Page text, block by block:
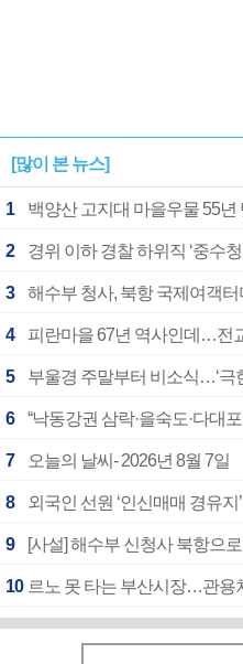
[많이 본 뉴스]
1 백양산 고지대 마을우물 55년
2 경위 이하 경찰 하위직 ‘중수
3 해수부 청사, 북항 국제여객
4 피란마을 67년 역사인데…전
5 부울경 주말부터 비소식…‘극
6 “낙동강권 삼락·을숙도·다대
7 오늘의 날씨- 2026년 8월 7일
8 외국인 선원 ‘인신매매 경유
9 [사설] 해수부 신청사 북항으
10 르노 못 타는 부산시장…관용